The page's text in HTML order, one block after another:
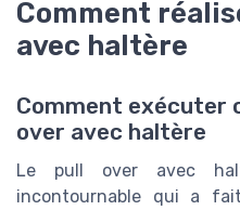
Comment
avec haltère
Comment exécuter
over avec haltère
Le pull over avec
incontournable qui a